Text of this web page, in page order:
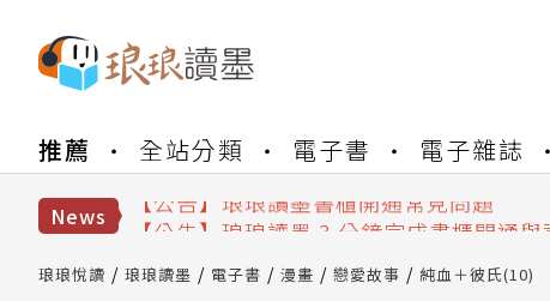
推薦 全站分類 電子書 電子雜誌
News
【公告】琅琅讀墨數位閱讀資產合併與
【公告】琅琅讀墨 3 分鐘完成書櫃開通
【公告】琅琅讀墨數位閱讀資產合併與書
琅琅悅讀 琅琅讀墨 電子書 漫畫 戀愛故事 純血＋彼氏(10)